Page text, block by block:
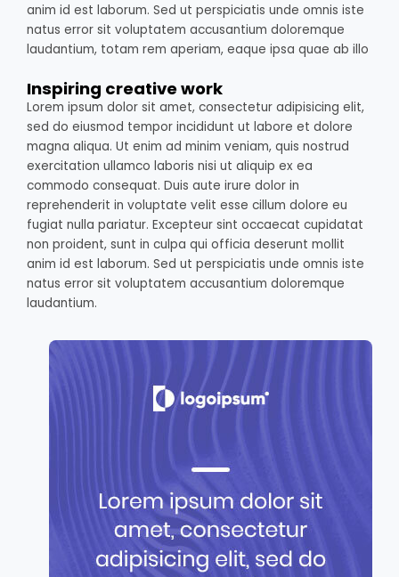
anim id est laborum. Sed ut perspiciatis unde omnis iste
natus error sit voluptatem accusantium doloremque
laudantium, totam rem aperiam, eaque ipsa quae ab illo
Inspiring creative work
Lorem ipsum dolor sit amet, consectetur adipisicing elit,
sed do eiusmod tempor incididunt ut labore et dolore
magna aliqua. Ut enim ad minim veniam, quis nostrud
exercitation ullamco laboris nisi ut aliquip ex ea
commodo consequat. Duis aute irure dolor in
reprehenderit in voluptate velit esse cillum dolore eu
fugiat nulla pariatur. Excepteur sint occaecat cupidatat
non proident, sunt in culpa qui officia deserunt mollit
anim id est laborum. Sed ut perspiciatis unde omnis iste
natus error sit voluptatem accusantium doloremque
laudantium.